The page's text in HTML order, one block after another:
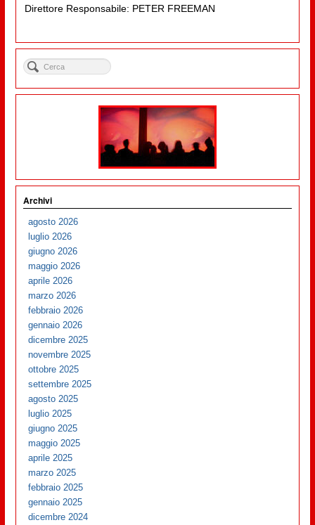
Direttore Responsabile: PETER FREEMAN
Archivi
agosto 2026
luglio 2026
giugno 2026
maggio 2026
aprile 2026
marzo 2026
febbraio 2026
gennaio 2026
dicembre 2025
novembre 2025
ottobre 2025
settembre 2025
agosto 2025
luglio 2025
giugno 2025
maggio 2025
aprile 2025
marzo 2025
febbraio 2025
gennaio 2025
dicembre 2024